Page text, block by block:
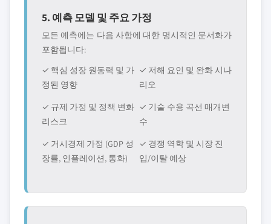
5. 예측 모델 및 주요 가정
모든 예측에는 다음 사항에 대한 명시적인 문서화가
포함됩니다:
✓ 핵심 성장 원동력 및 가
정된 영향
✓ 저해 요인 및 완화 시나
리오
✓ 규제 가정 및 정책 변화
리스크
✓ 기술 수용 곡선 매개변
수
✓ 거시경제 가정 (GDP 성
장률, 인플레이션, 통화)
✓ 경쟁 역학 및 시장 진
입/이탈 예상